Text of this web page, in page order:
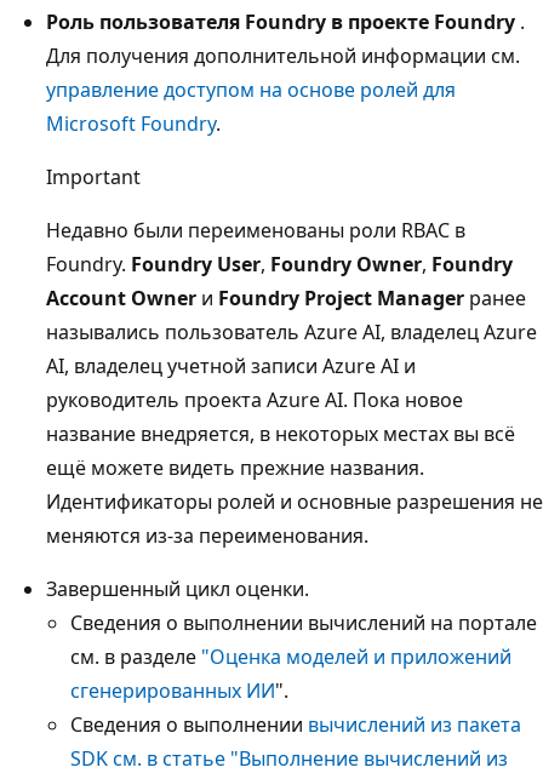
Роль пользователя Foundry в проекте Foundry .
Для получения дополнительной информации см.
управление доступом на основе ролей для
Microsoft Foundry.
Important
Недавно были переименованы роли RBAC в
Foundry. Foundry User, Foundry Owner, Foundry
Account Owner и Foundry Project Manager ранее
назывались пользователь Azure AI, владелец Azure
AI, владелец учетной записи Azure AI и
руководитель проекта Azure AI. Пока новое
название внедряется, в некоторых местах вы всё
ещё можете видеть прежние названия.
Идентификаторы ролей и основные разрешения не
меняются из-за переименования.
Завершенный цикл оценки.
Сведения о выполнении вычислений на портале
см. в разделе "Оценка моделей и приложений
сгенерированных ИИ".
Сведения о выполнении вычислений из пакета
SDK см. в статье "Выполнение вычислений из